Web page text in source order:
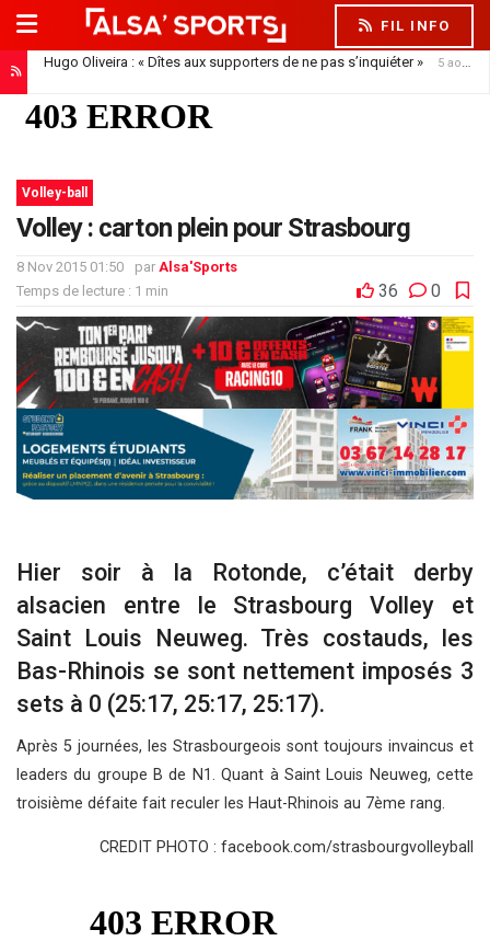
FIL INFO
Hugo Oliveira : « Dîtes aux supporters de ne pas s’inquiéter » 5 août 2026
Volley-ball
Volley : carton plein pour Strasbourg
8 Nov 2015 01:50 par Alsa'Sports
Temps de lecture : 1 min
36 0
Hier soir à la Rotonde, c’était derby
alsacien entre le Strasbourg Volley et
Saint Louis Neuweg. Très costauds, les
Bas-Rhinois se sont nettement imposés 3
sets à 0 (25:17, 25:17, 25:17).
Après 5 journées, les Strasbourgeois sont toujours invaincus et
leaders du groupe B de N1. Quant à Saint Louis Neuweg, cette
troisième défaite fait reculer les Haut-Rhinois au 7ème rang.
CREDIT PHOTO : facebook.com/strasbourgvolleyball